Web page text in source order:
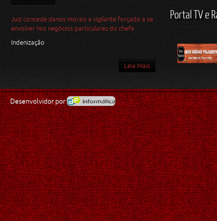
Juiz concede danos morais a vigilante forçado a se
envolver nos negócios particulares do chefe
Indenização
Leia Mais
Portal TV e
Desenvolvidor por